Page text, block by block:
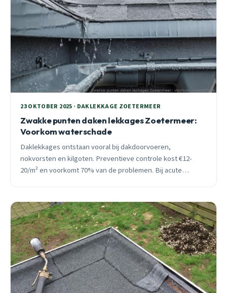
23 OKTOBER 2025 · DAKLEKKAGE ZOETERMEER
Zwakke punten daken lekkages Zoetermeer:
Voorkom waterschade
Daklekkages ontstaan vooral bij dakdoorvoeren,
nokvorsten en kilgoten. Preventieve controle kost €12-
20/m² en voorkomt 70% van de problemen. Bij acute